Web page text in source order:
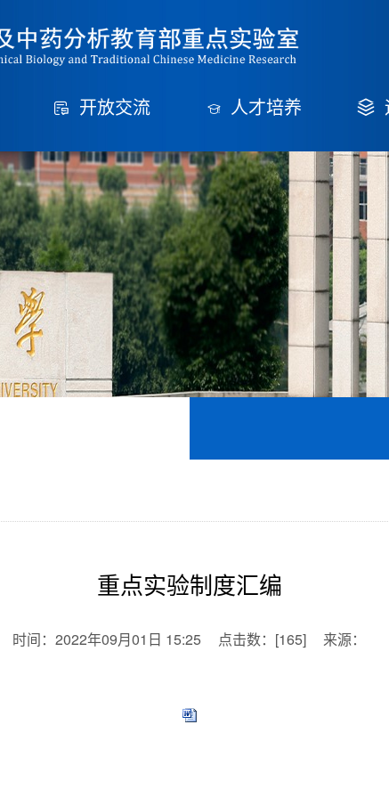
开放交流 人才培养
重点实验制度汇编
时间：2022年09月01日 15:25 点击数： [165] 来源：